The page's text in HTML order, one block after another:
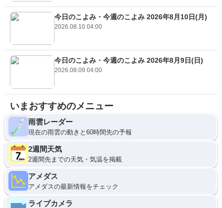
今日のこよみ・今週のこよみ 2026年8月10日(月)
2026.08.10 04:00
今日のこよみ・今週のこよみ 2026年8月9日(日)
2026.08.09 04:00
いまおすすめのメニュー
雨雲レーダー
現在の雨雲の動きと60時間先の予報
2週間天気
2週間先までの天気・気温を掲載
アメダス
アメダスの最新情報をチェック
ライブカメラ